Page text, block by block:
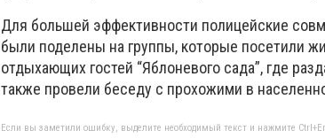
Для большей эффективности полицейские
были поделены на группы, которые посетили
отдыхающих гостей “Яблоневого сада”, где
также провели беседу с прохожими в
Если вы заметили ошибку, выделите необходимый текст и нажмите